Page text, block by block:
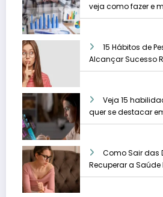
veja como fazer e
15 Hábitos de
Alcançar Sucesso
Veja 15
quer se destacar
Como Sair das
Recuperar a Saúde